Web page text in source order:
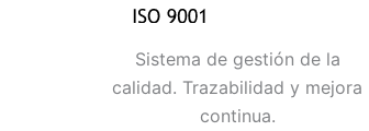
Sistema de gestión de la
calidad. Trazabilidad y mejora
continua.